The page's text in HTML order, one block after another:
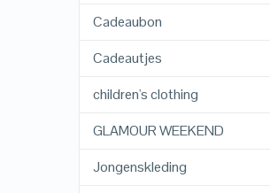
Cadeaubon
Cadeautjes
children's clothing
GLAMOUR WEEKEND
Jongenskleding